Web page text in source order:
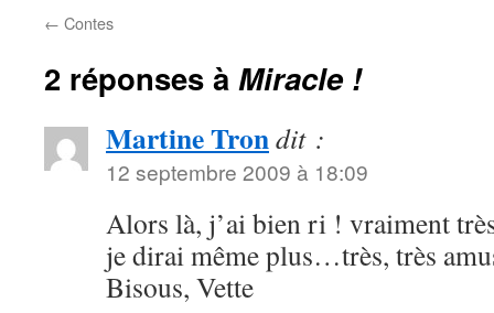
← Contes
2 réponses à Miracle !
Martine Trondit :
12 septembre 2009 à 18:09
Alors là, j’ai bien ri ! vraiment
je dirai même plus…très, très
Bisous, Vette